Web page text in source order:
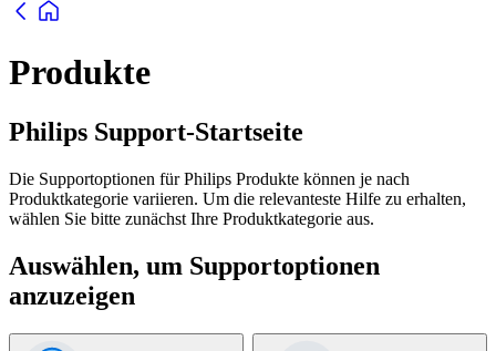
Produkte
Philips Support-Startseite
Die Supportoptionen für Philips Produkte können je nach
Produktkategorie variieren. Um die relevanteste Hilfe zu erhalten,
wählen Sie bitte zunächst Ihre Produktkategorie aus.
Auswählen, um Supportoptionen
anzuzeigen